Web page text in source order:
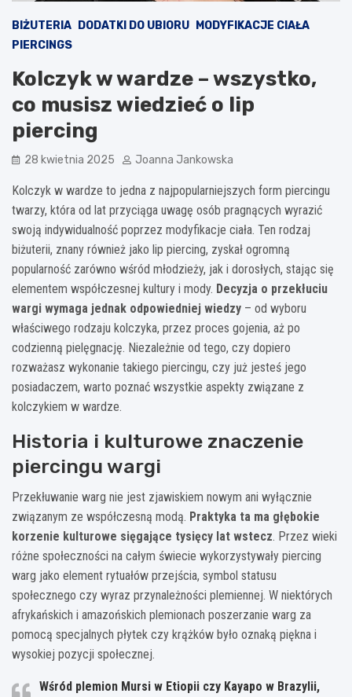
BIŻUTERIA DODATKI DO UBIORU
MODYFIKACJE CIAŁA
PIERCINGS
Kolczyk w wardze – wszystko,
co musisz wiedzieć o lip
piercing
28 kwietnia 2025 Joanna Jankowska
Kolczyk w wardze to jedna z najpopularniejszych form piercingu
twarzy, która od lat przyciąga uwagę osób pragnących wyrazić
swoją indywidualność poprzez modyfikacje ciała. Ten rodzaj
biżuterii, znany również jako lip piercing, zyskał ogromną
popularność zarówno wśród młodzieży, jak i dorosłych, stając się
elementem współczesnej kultury i mody. Decyzja o przekłuciu
wargi wymaga jednak odpowiedniej wiedzy – od wyboru
właściwego rodzaju kolczyka, przez proces gojenia, aż po
codzienną pielęgnację. Niezależnie od tego, czy dopiero
rozważasz wykonanie takiego piercingu, czy już jesteś jego
posiadaczem, warto poznać wszystkie aspekty związane z
kolczykiem w wardze.
Historia i kulturowe znaczenie
piercingu wargi
Przekłuwanie warg nie jest zjawiskiem nowym ani wyłącznie
związanym ze współczesną modą. Praktyka ta ma głębokie
korzenie kulturowe sięgające tysięcy lat wstecz. Przez wieki
różne społeczności na całym świecie wykorzystywały piercing
warg jako element rytuałów przejścia, symbol statusu
społecznego czy wyraz przynależności plemiennej. W niektórych
afrykańskich i amazońskich plemionach poszerzanie warg za
pomocą specjalnych płytek czy krążków było oznaką piękna i
wysokiej pozycji społecznej.
Wśród plemion Mursi w Etiopii czy Kayapo w Brazylii,